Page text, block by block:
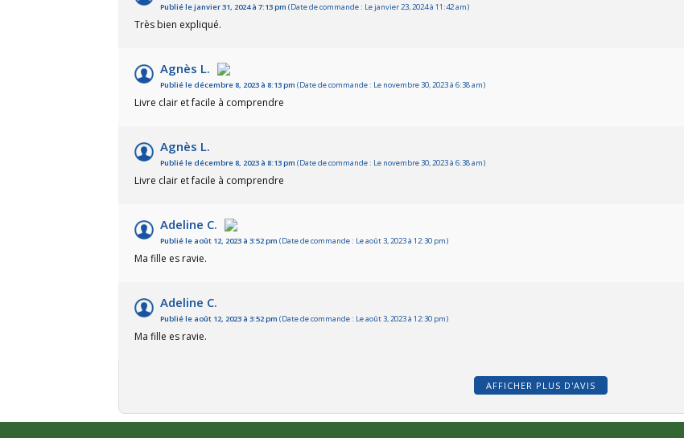
Publié le janvier 31, 2024 à 7:13 pm (Date de commande : Le janvier 23, 2024 à 11:42 am)
Très bien expliqué.
Agnès L.
Publié le décembre 8, 2023 à 8:13 pm (Date de commande : Le novembre 30, 2023 à 6:38 am)
Livre clair et facile à comprendre
Agnès L.
Publié le décembre 8, 2023 à 8:13 pm (Date de commande : Le novembre 30, 2023 à 6:38 am)
Livre clair et facile à comprendre
Adeline C.
Publié le août 12, 2023 à 3:52 pm (Date de commande : Le août 3, 2023 à 12:30 pm)
Ma fille es ravie.
Adeline C.
Publié le août 12, 2023 à 3:52 pm (Date de commande : Le août 3, 2023 à 12:30 pm)
Ma fille es ravie.
AFFICHER PLUS D'AVIS